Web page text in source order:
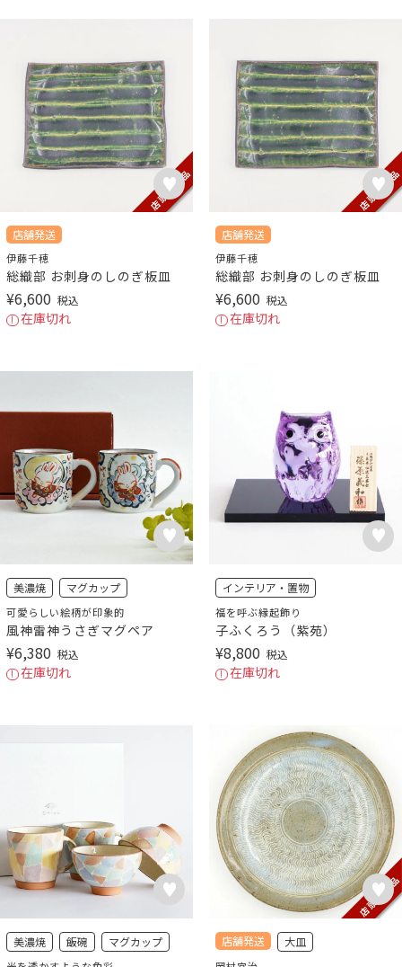
店舗発送
伊藤千穂
総織部 お刺身のしのぎ板皿
¥6,600 税込
在庫切れ
店舗発送
伊藤千穂
総織部 お刺身のしのぎ板皿
¥6,600 税込
在庫切れ
美濃焼 マグカップ
可愛らしい絵柄が印象的
風神雷神うさぎマグペア
¥6,380 税込
在庫切れ
インテリア・置物
福を呼ぶ縁起飾り
子ふくろう（紫苑）
¥8,800 税込
在庫切れ
美濃焼 飯碗 マグカップ 店舗発送 大皿